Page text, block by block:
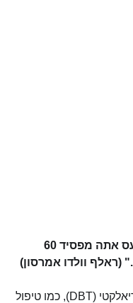
(ראלף וולדו אמרסון)
טיפול התנהגותי-דיאלקטי (DBT), כמו טיפול